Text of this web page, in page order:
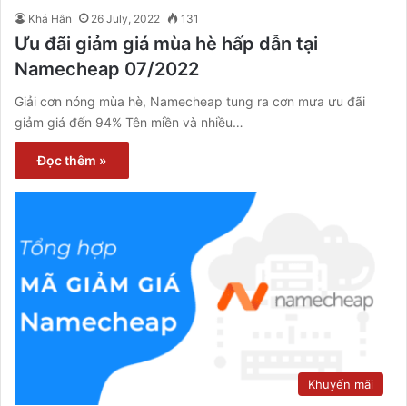
Khả Hân 26 July, 2022 131
Ưu đãi giảm giá mùa hè hấp dẫn tại
Namecheap 07/2022
Giải cơn nóng mùa hè, Namecheap tung ra cơn mưa ưu đãi
giảm giá đến 94% Tên miền và nhiều…
Đọc thêm »
Khuyến mãi